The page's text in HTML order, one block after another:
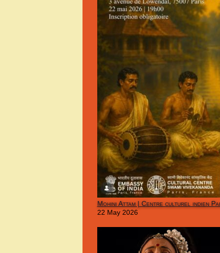
Mohini Attam | Centre culturel indien
22 May 2026